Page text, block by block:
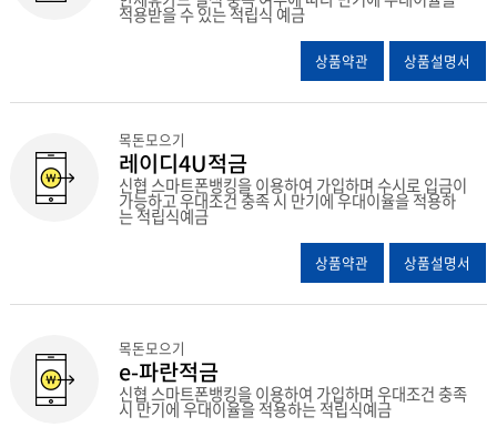
적용받을 수 있는 적립식 예금
상품약관 상품설명서
목돈모으기
레이디4U적금
신협 스마트폰뱅킹을 이용하여 가입하며 수시로 입금이
가능하고 우대조건 충족 시 만기에 우대이율을 적용하
는 적립식예금
상품약관 상품설명서
목돈모으기
e-파란적금
신협 스마트폰뱅킹을 이용하여 가입하며 우대조건 충족
시 만기에 우대이율을 적용하는 적립식예금